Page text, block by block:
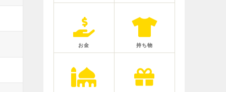
お金 持ち物